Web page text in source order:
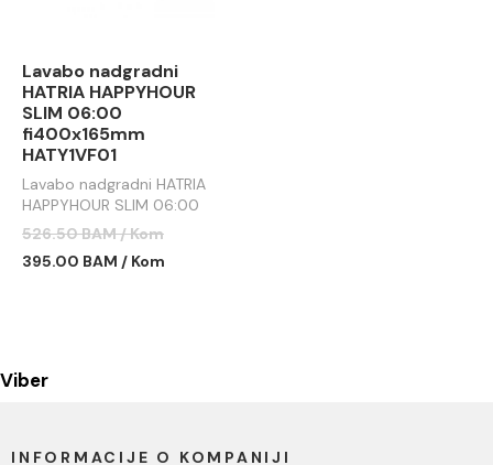
Lavabo nadgradni
HATRIA HAPPYHOUR
SLIM 06:00
fi400x165mm
HATY1VF01
Lavabo nadgradni HATRIA
HAPPYHOUR SLIM 06:00
fi400x165mm
526.50 BAM / Kom
395.00 BAM / Kom
Viber
INFORMACIJE O KOMPANIJI